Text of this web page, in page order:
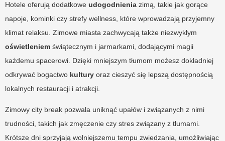
Hotele oferują dodatkowe udogodnienia zimą, takie jak gorące
napoje, kominki czy strefy wellness, które wprowadzają przyjemny
klimat relaksu. Zimowe miasta zachwycają także niezwykłym
oświetleniem świątecznym i jarmarkami, dodającymi magii
każdemu spacerowi. Dzięki mniejszym tłumom możesz dokładniej
odkrywać bogactwo kultury oraz cieszyć się lepszą dostępnością
lokalnych restauracji i atrakcji.
Zimowy city break pozwala uniknąć upałów i związanych z nimi
trudności, takich jak zmęczenie czy stres związany z tłumami.
Krótsze dni sprzyjają wolniejszemu tempu zwiedzania, umożliwiając